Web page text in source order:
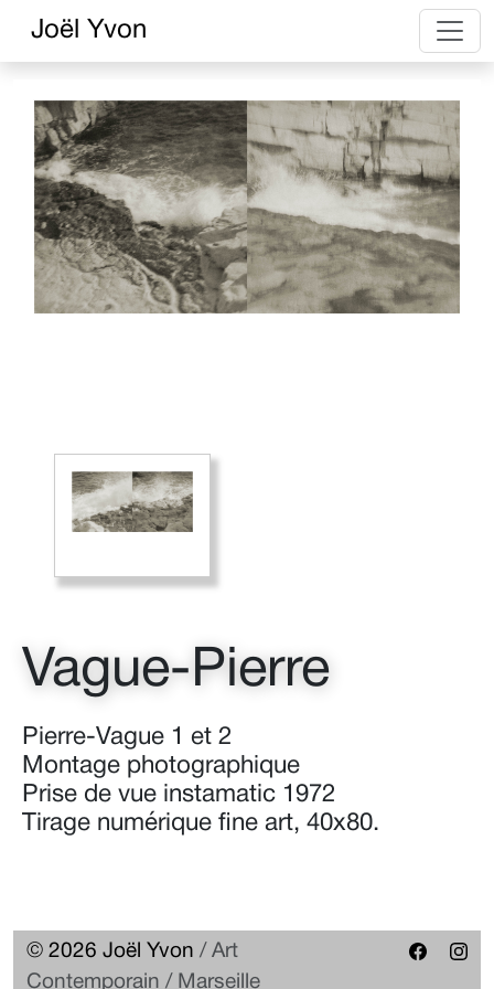
Joël Yvon
Vague-Pierre
Pierre-Vague 1 et 2
Montage photographique
Prise de vue instamatic 1972
Tirage numérique fine art, 40x80.
© 2026 Joël Yvon / Art
Contemporain / Marseille